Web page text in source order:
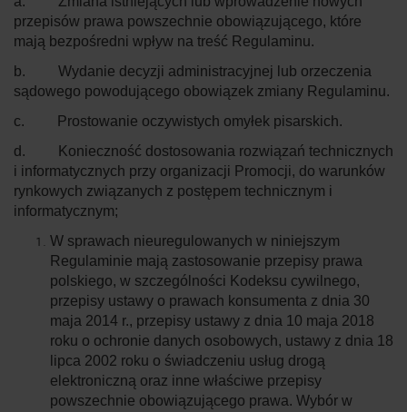
przepisów prawa powszechnie obowiązującego, które
mają bezpośredni wpływ na treść Regulaminu.
b. Wydanie decyzji administracyjnej lub orzeczenia
sądowego powodującego obowiązek zmiany Regulaminu.
c. Prostowanie oczywistych omyłek pisarskich.
d. Konieczność dostosowania rozwiązań technicznych
i informatycznych przy organizacji Promocji, do warunków
rynkowych związanych z postępem technicznym i
informatycznym;
W sprawach nieuregulowanych w niniejszym
Regulaminie mają zastosowanie przepisy prawa
polskiego, w szczególności Kodeksu cywilnego,
przepisy ustawy o prawach konsumenta z dnia 30
maja 2014 r., przepisy ustawy z dnia 10 maja 2018
roku o ochronie danych osobowych, ustawy z dnia 18
lipca 2002 roku o świadczeniu usług drogą
elektroniczną oraz inne właściwe przepisy
powszechnie obowiązującego prawa. Wybór w